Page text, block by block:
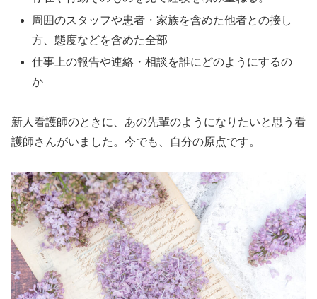
周囲のスタッフや患者・家族を含めた他者との接し
方、態度などを含めた全部
仕事上の報告や連絡・相談を誰にどのようにするの
か
新人看護師のときに、あの先輩のようになりたいと思う看
護師さんがいました。今でも、自分の原点です。